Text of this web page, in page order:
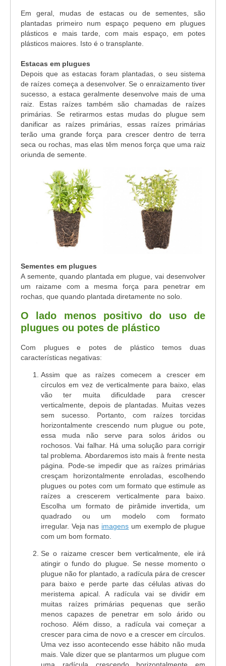
Em geral, mudas de estacas ou de sementes, são
plantadas primeiro num espaço pequeno em plugues
plásticos e mais tarde, com mais espaço, em potes
plásticos maiores. Isto é o transplante.
Estacas em plugues
Depois que as estacas foram plantadas, o seu sistema
de raízes começa a desenvolver. Se o enraizamento tiver
sucesso, a estaca geralmente desenvolve mais de uma
raiz. Estas raízes também são chamadas de raízes
primárias. Se retirarmos estas mudas do plugue sem
danificar as raízes primárias, essas raízes primárias
terão uma grande força para crescer dentro de terra
seca ou rochas, mas elas têm menos força que uma raiz
oriunda de semente.
Sementes em plugues
A semente, quando plantada em plugue, vai desenvolver
um raizame com a mesma força para penetrar em
rochas, que quando plantada diretamente no solo.
O lado menos positivo do uso de
plugues ou potes de plástico
Com plugues e potes de plástico temos duas
características negativas:
Assim que as raízes comecem a crescer em
círculos em vez de verticalmente para baixo, elas
vão ter muita dificuldade para crescer
verticalmente, depois de plantadas. Muitas vezes
sem sucesso. Portanto, com raízes torcidas
horizontalmente crescendo num plugue ou pote,
essa muda não serve para solos áridos ou
rochosos. Vai falhar. Há uma solução para corrigir
tal problema. Abordaremos isto mais à frente nesta
página. Pode-se impedir que as raízes primárias
cresçam horizontalmente enroladas, escolhendo
plugues ou potes com um formato que estimule as
raízes a crescerem verticalmente para baixo.
Escolha um formato de pirâmide invertida, um
quadrado ou um modelo com formato
irregular. Veja nas imagens um exemplo de plugue
com um bom formato.
Se o raizame crescer bem verticalmente, ele irá
atingir o fundo do plugue. Se nesse momento o
plugue não for plantado, a radícula pára de crescer
para baixo e perde parte das células ativas do
meristema apical. A radícula vai se dividir em
muitas raízes primárias pequenas que serão
menos capazes de penetrar em solo árido ou
rochoso. Além disso, a radícula vai começar a
crescer para cima de novo e a crescer em círculos.
Uma vez isso acontecendo esse hábito não muda
mais. Vale dizer que se plantarmos um plugue com